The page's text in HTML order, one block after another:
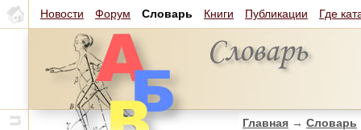
Новости Форум Словарь Книги Публикации Где
Главная → Словарь